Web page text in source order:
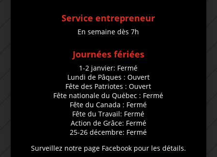
Service entrepreneur
En semaine dès 7h
Journées fériées
1-2 janvier: Fermé
Lundi de Pâques : Ouvert
Fête des Patriotes : Ouvert
Fête nationale du Québec : Fermé
Fête du Canada : Fermé
Fête du Travail: Fermé
Action de Grâce: Fermé
25-26 décembre: Fermé
Surveillez notre page Facebook pour les détails.